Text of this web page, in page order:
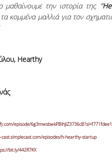
μαθαίνουμε την ιστορία της '
κομμένα μαλλιά για τον
Hearthy
episode/
episodes/h-hearthy-startup
bit.ly/442R7KX